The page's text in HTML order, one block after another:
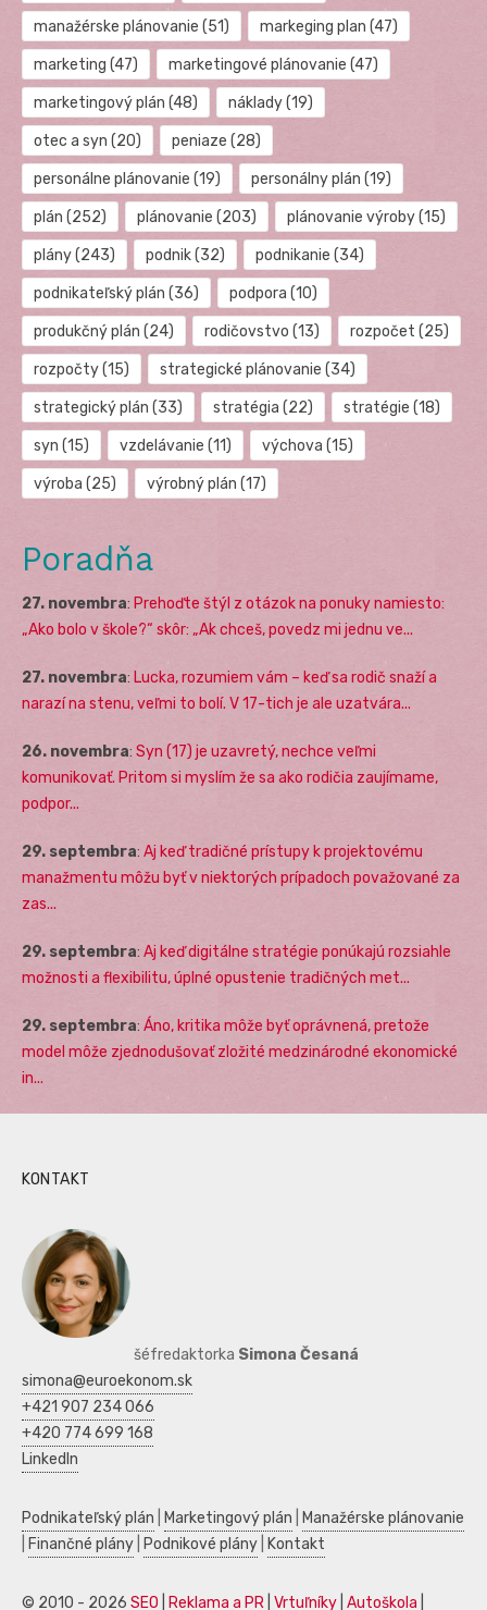
manažérske plánovanie (51) markeging plan (47)
marketing (47) marketingové plánovanie (47)
marketingový plán (48) náklady(19)
otec a syn (20) peniaze (28)
personálne plánovanie (19) personálny plán (19)
plán (252) plánovanie (203) plánovanie výroby(15)
plány(243) podnik(32) podnikanie (34)
podnikateľský plán (36) podpora (10)
produkčný plán (24) rodičovstvo (13) rozpočet (25)
rozpočty(15) strategické plánovanie (34)
strategický plán (33) stratégia (22) stratégie (18)
syn (15) vzdelávanie (11) výchova (15)
výroba (25) výrobný plán (17)
Poradňa
27. novembra: Prehoďte štýl z otázok na ponuky namiesto:
„Ako bolo v škole?“ skôr: „Ak chceš, povedz mi jednu ve...
27. novembra: Lucka, rozumiem vám – keď sa rodič snaží a
narazí na stenu, veľmi to bolí. V 17-tich je ale uzatvára...
26. novembra: Syn (17) je uzavretý, nechce veľmi
komunikovať. Pritom si myslím že sa ako rodičia zaujímame,
podpor...
29. septembra: Aj keď tradičné prístupy k projektovému
manažmentu môžu byť v niektorých prípadoch považované za
zas...
29. septembra: Aj keď digitálne stratégie ponúkajú rozsiahle
možnosti a flexibilitu, úplné opustenie tradičných met...
29. septembra: Áno, kritika môže byť oprávnená, pretože
model môže zjednodušovať zložité medzinárodné ekonomické
in...
KONTAKT
šéfredaktorka Simona Česaná
simona@euroekonom.sk
+421 907 234 066
+420 774 699 168
LinkedIn
Podnikateľský plán Marketingový plán
Manažérske plánovanie
Finančné plány Podnikové plány Kontakt
© 2010 - 2026 SEO Reklama a PR Vrtuľníky Autoškola